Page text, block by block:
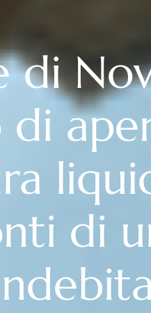
di
di